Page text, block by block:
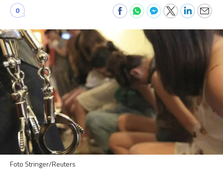
0
Foto Stringer/Reuters